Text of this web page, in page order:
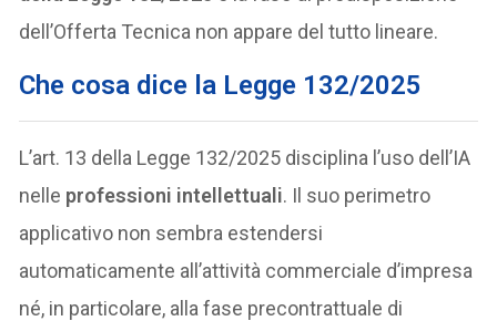
dell’Offerta Tecnica non appare del tutto lineare.
Che cosa dice la Legge 132/2025
L’art. 13 della Legge 132/2025 disciplina l’uso dell’IA
nelle professioni intellettuali. Il suo perimetro
applicativo non sembra estendersi
automaticamente all’attività commerciale d’impresa
né, in particolare, alla fase precontrattuale di